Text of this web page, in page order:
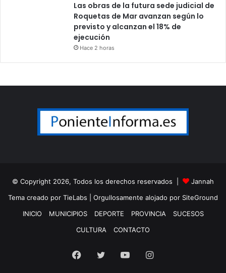
Las obras de la futura sede judicial de
Roquetas de Mar avanzan según lo
previsto y alcanzan el 18% de
ejecución
Hace 2 horas
© Copyright 2026, Todos los derechos reservados |
Jannah
Tema creado por TieLabs | Orgullosamente alojado por SiteGround
INICIO
MUNICIPIOS DEPORTE PROVINCIA
SUCESOS
CULTURA
CONTACTO
Facebook
TwitterYouTubeInstagram